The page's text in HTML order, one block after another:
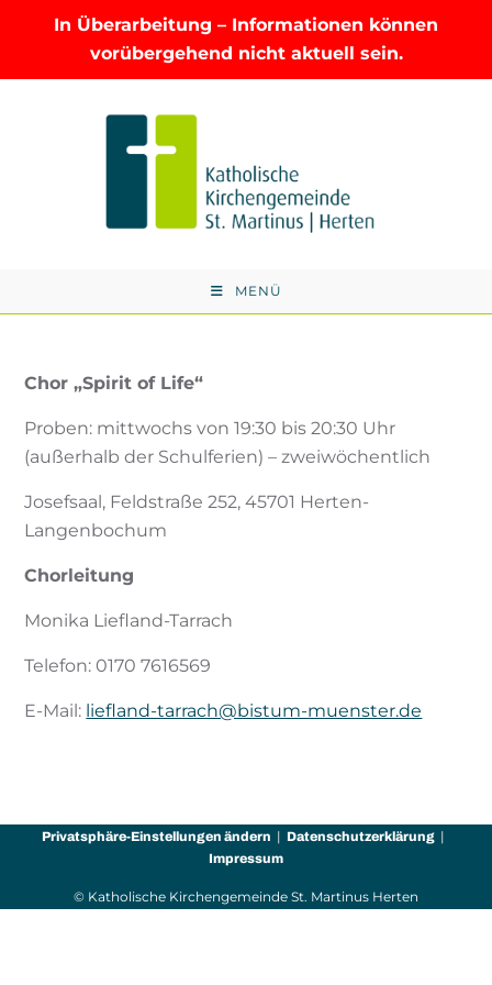
In Überarbeitung – Informationen können
vorübergehend nicht aktuell sein.
MENÜ
Chor „Spirit of Life“
Proben: mittwochs von 19:30 bis 20:30 Uhr
(außerhalb der Schulferien) – zweiwöchentlich
Josefsaal, Feldstraße 252, 45701 Herten-
Langenbochum
Chorleitung
Monika Liefland-Tarrach
Telefon: 0170 7616569
E-Mail: liefland-tarrach@bistum-muenster.de
Privatsphäre-Einstellungen ändern
Datenschutzerklärung
Impressum
© Katholische Kirchengemeinde St. Martinus Herten